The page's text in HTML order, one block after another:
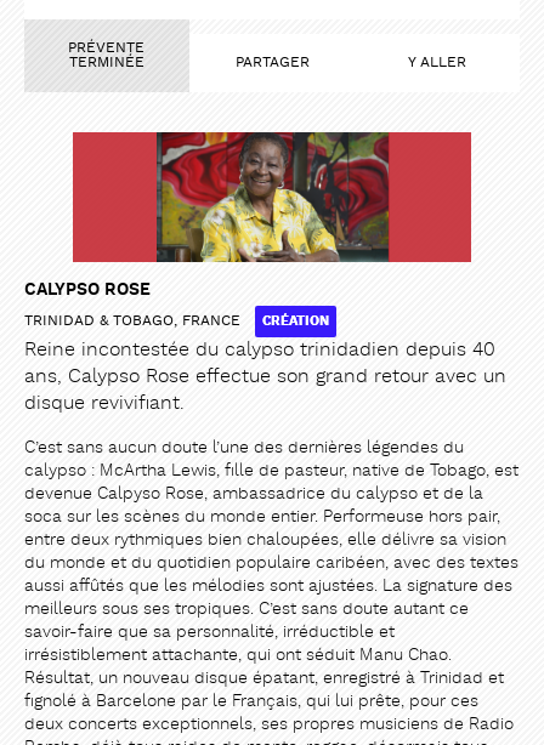
PRÉVENTE
TERMINÉE PARTAGER Y ALLER
CALYPSO ROSE
TRINIDAD & TOBAGO, FRANCE CRÉATION
Reine incontestée du calypso trinidadien depuis 40
ans, Calypso Rose effectue son grand retour avec un
disque revivifiant.
C’est sans aucun doute l’une des dernières légendes du
calypso : McArtha Lewis, fille de pasteur, native de Tobago, est
devenue Calpyso Rose, ambassadrice du calypso et de la
soca sur les scènes du monde entier. Performeuse hors pair,
entre deux rythmiques bien chaloupées, elle délivre sa vision
du monde et du quotidien populaire caribéen, avec des textes
aussi affûtés que les mélodies sont ajustées. La signature des
meilleurs sous ses tropiques. C’est sans doute autant ce
savoir-faire que sa personnalité, irréductible et
irrésistiblement attachante, qui ont séduit Manu Chao.
Résultat, un nouveau disque épatant, enregistré à Trinidad et
fignolé à Barcelone par le Français, qui lui prête, pour ces
deux concerts exceptionnels, ses propres musiciens de Radio
PARTAGER
PARTAGER